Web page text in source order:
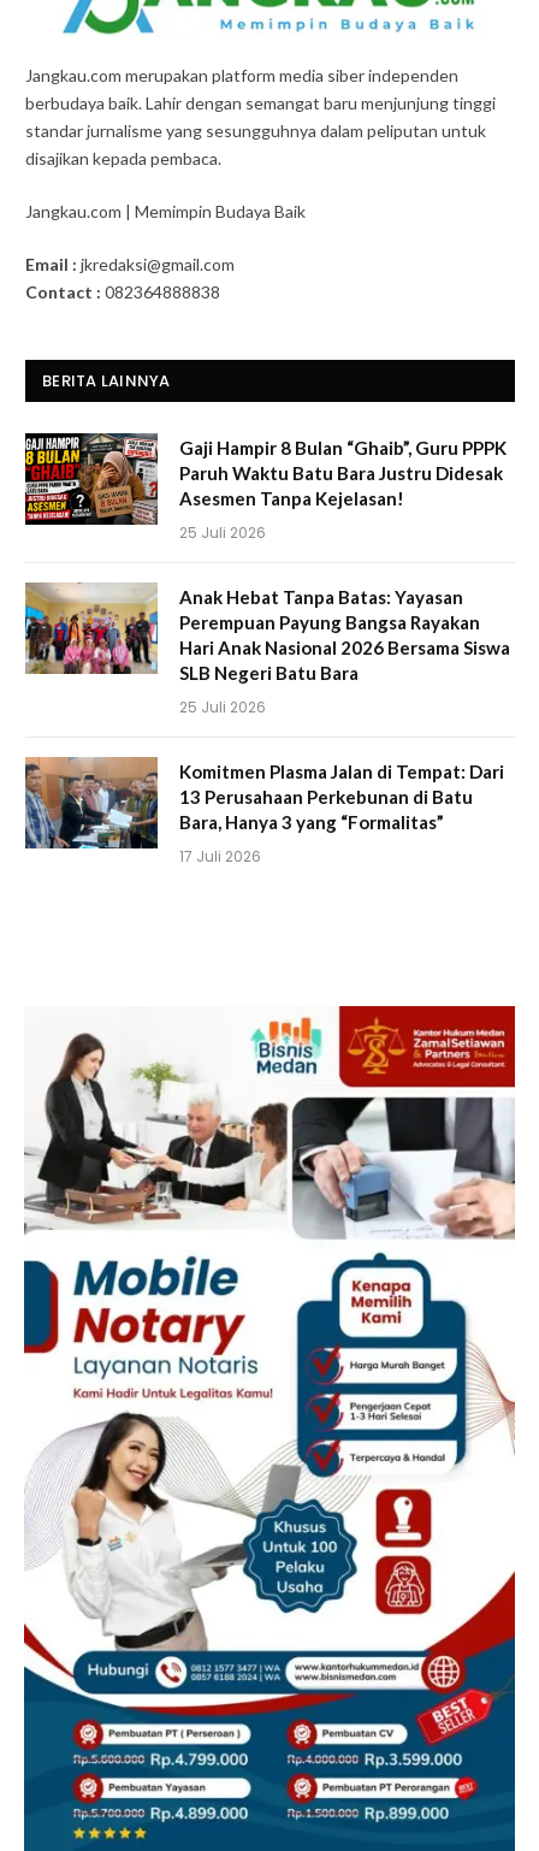
Jangkau.com merupakan platform media siber independen
berbudaya baik. Lahir dengan semangat baru menjunjung tinggi
standar jurnalisme yang sesungguhnya dalam peliputan untuk
disajikan kepada pembaca.
Jangkau.com | Memimpin Budaya Baik
Email : jkredaksi@gmail.com
Contact : 082364888838
BERITA LAINNYA
Gaji Hampir 8 Bulan “Ghaib”, Guru PPPK
Paruh Waktu Batu Bara Justru Didesak
Asesmen Tanpa Kejelasan!
25 Juli 2026
Anak Hebat Tanpa Batas: Yayasan
Perempuan Payung Bangsa Rayakan
Hari Anak Nasional 2026 Bersama Siswa
SLB Negeri Batu Bara
25 Juli 2026
Komitmen Plasma Jalan di Tempat: Dari
13 Perusahaan Perkebunan di Batu
Bara, Hanya 3 yang “Formalitas”
17 Juli 2026